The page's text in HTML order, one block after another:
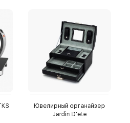
Ювелирный органайзер
Jardin D'ete